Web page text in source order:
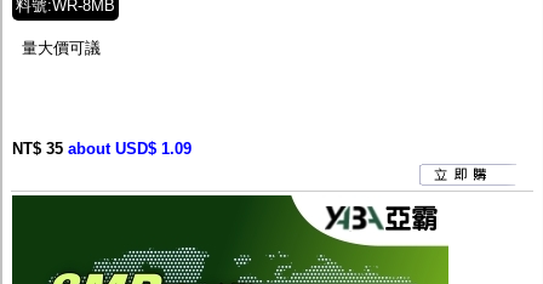
料號:WR-8MB
量大價可議
NT$ 35 about USD$ 1.09